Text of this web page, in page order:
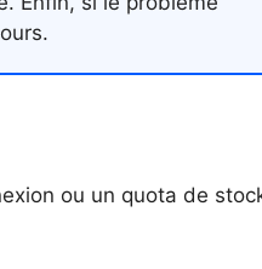
ou un quota de